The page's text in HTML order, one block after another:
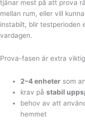
tjänar mest på att prova
mellan rum, eller vill
instabilt, blir
vardagen.
Prova-fasen är extra
2–4 enheter som
krav påstabil
behov av att
hemmet